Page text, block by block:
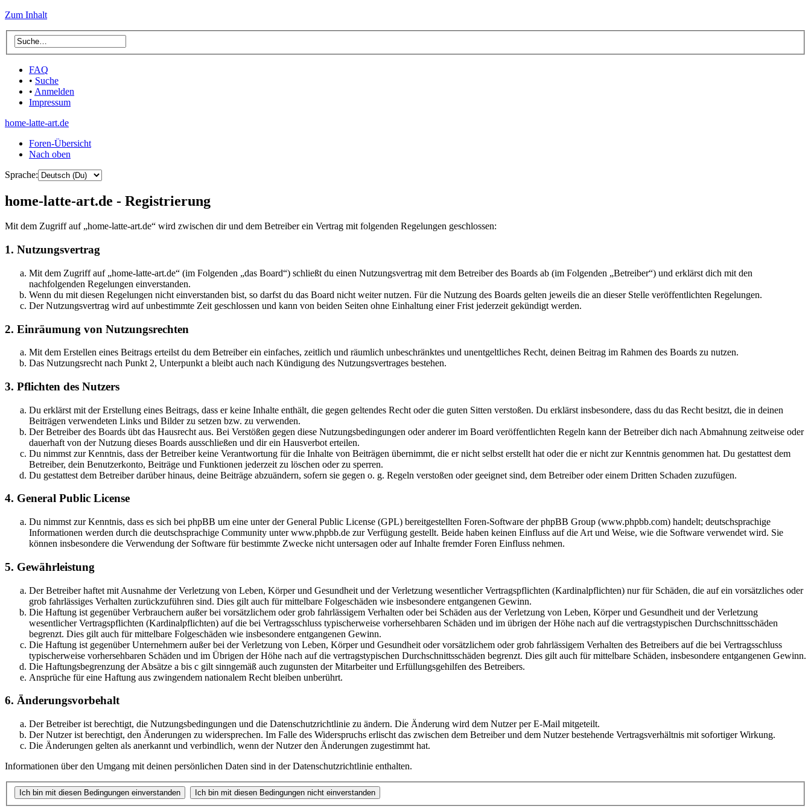
Zum Inhalt
FAQ
• Suche
• Anmelden
Impressum
home-latte-art.de
Foren-Übersicht
Nach oben
Sprache:
home-latte-art.de - Registrierung
Mit dem Zugriff auf „home-latte-art.de“ wird zwischen dir und dem Betreiber ein Vertrag mit folgenden Regelungen geschlossen:
1. Nutzungsvertrag
Mit dem Zugriff auf „home-latte-art.de“ (im Folgenden „das Board“) schließt du einen Nutzungsvertrag mit dem Betreiber des Boards ab (im Folgenden „Betreiber“) und erklärst dich mit den
nachfolgenden Regelungen einverstanden.
Wenn du mit diesen Regelungen nicht einverstanden bist, so darfst du das Board nicht weiter nutzen. Für die Nutzung des Boards gelten jeweils die an dieser Stelle veröffentlichten Regelungen.
Der Nutzungsvertrag wird auf unbestimmte Zeit geschlossen und kann von beiden Seiten ohne Einhaltung einer Frist jederzeit gekündigt werden.
2. Einräumung von Nutzungsrechten
Mit dem Erstellen eines Beitrags erteilst du dem Betreiber ein einfaches, zeitlich und räumlich unbeschränktes und unentgeltliches Recht, deinen Beitrag im Rahmen des Boards zu nutzen.
Das Nutzungsrecht nach Punkt 2, Unterpunkt a bleibt auch nach Kündigung des Nutzungsvertrages bestehen.
3. Pflichten des Nutzers
Du erklärst mit der Erstellung eines Beitrags, dass er keine Inhalte enthält, die gegen geltendes Recht oder die guten Sitten verstoßen. Du erklärst insbesondere, dass du das Recht besitzt, die in deinen
Beiträgen verwendeten Links und Bilder zu setzen bzw. zu verwenden.
Der Betreiber des Boards übt das Hausrecht aus. Bei Verstößen gegen diese Nutzungsbedingungen oder anderer im Board veröffentlichten Regeln kann der Betreiber dich nach Abmahnung zeitweise oder
dauerhaft von der Nutzung dieses Boards ausschließen und dir ein Hausverbot erteilen.
Du nimmst zur Kenntnis, dass der Betreiber keine Verantwortung für die Inhalte von Beiträgen übernimmt, die er nicht selbst erstellt hat oder die er nicht zur Kenntnis genommen hat. Du gestattest dem
Betreiber, dein Benutzerkonto, Beiträge und Funktionen jederzeit zu löschen oder zu sperren.
Du gestattest dem Betreiber darüber hinaus, deine Beiträge abzuändern, sofern sie gegen o. g. Regeln verstoßen oder geeignet sind, dem Betreiber oder einem Dritten Schaden zuzufügen.
4. General Public License
Du nimmst zur Kenntnis, dass es sich bei phpBB um eine unter der General Public License (GPL) bereitgestellten Foren-Software der phpBB Group (www.phpbb.com) handelt; deutschsprachige
Informationen werden durch die deutschsprachige Community unter www.phpbb.de zur Verfügung gestellt. Beide haben keinen Einfluss auf die Art und Weise, wie die Software verwendet wird. Sie
können insbesondere die Verwendung der Software für bestimmte Zwecke nicht untersagen oder auf Inhalte fremder Foren Einfluss nehmen.
5. Gewährleistung
Der Betreiber haftet mit Ausnahme der Verletzung von Leben, Körper und Gesundheit und der Verletzung wesentlicher Vertragspflichten (Kardinalpflichten) nur für Schäden, die auf ein vorsätzliches oder
grob fahrlässiges Verhalten zurückzuführen sind. Dies gilt auch für mittelbare Folgeschäden wie insbesondere entgangenen Gewinn.
Die Haftung ist gegenüber Verbrauchern außer bei vorsätzlichem oder grob fahrlässigem Verhalten oder bei Schäden aus der Verletzung von Leben, Körper und Gesundheit und der Verletzung
wesentlicher Vertragspflichten (Kardinalpflichten) auf die bei Vertragsschluss typischerweise vorhersehbaren Schäden und im übrigen der Höhe nach auf die vertragstypischen Durchschnittsschäden
begrenzt. Dies gilt auch für mittelbare Folgeschäden wie insbesondere entgangenen Gewinn.
Die Haftung ist gegenüber Unternehmern außer bei der Verletzung von Leben, Körper und Gesundheit oder vorsätzlichem oder grob fahrlässigem Verhalten des Betreibers auf die bei Vertragsschluss
typischerweise vorhersehbaren Schäden und im Übrigen der Höhe nach auf die vertragstypischen Durchschnittsschäden begrenzt. Dies gilt auch für mittelbare Schäden, insbesondere entgangenen Gewinn.
Die Haftungsbegrenzung der Absätze a bis c gilt sinngemäß auch zugunsten der Mitarbeiter und Erfüllungsgehilfen des Betreibers.
Ansprüche für eine Haftung aus zwingendem nationalem Recht bleiben unberührt.
6. Änderungsvorbehalt
Der Betreiber ist berechtigt, die Nutzungsbedingungen und die Datenschutzrichtlinie zu ändern. Die Änderung wird dem Nutzer per E-Mail mitgeteilt.
Der Nutzer ist berechtigt, den Änderungen zu widersprechen. Im Falle des Widerspruchs erlischt das zwischen dem Betreiber und dem Nutzer bestehende Vertragsverhältnis mit sofortiger Wirkung.
Die Änderungen gelten als anerkannt und verbindlich, wenn der Nutzer den Änderungen zugestimmt hat.
Informationen über den Umgang mit deinen persönlichen Daten sind in der Datenschutzrichtlinie enthalten.